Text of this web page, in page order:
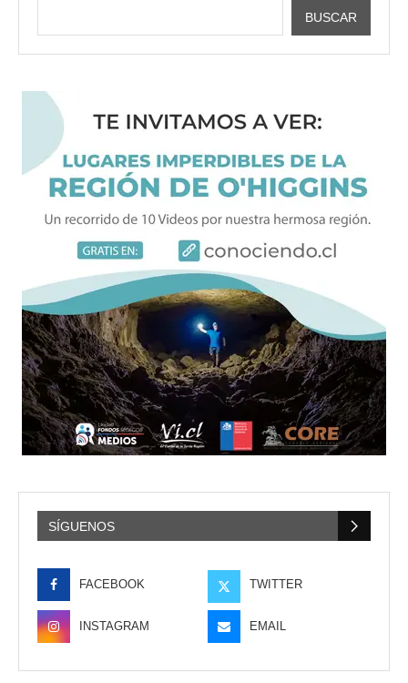
BUSCAR
SÍGUENOS
FACEBOOK TWITTER
INSTAGRAM EMAIL